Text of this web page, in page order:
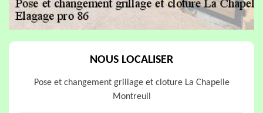
NOUS LOCALISER
Pose et changement grillage et cloture La Chapelle
Montreuil